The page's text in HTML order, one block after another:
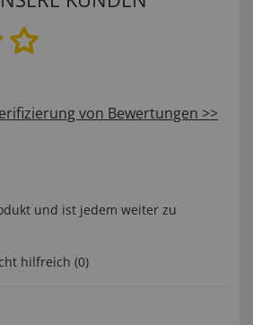
von Bewertungen >>
und ist jedem weiter zu
hilfreich (0)